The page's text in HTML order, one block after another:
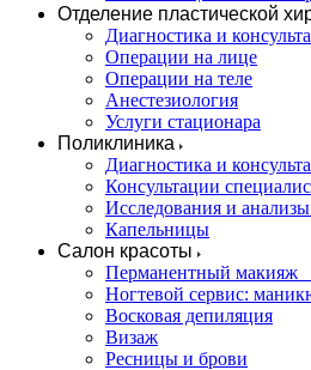
Отделение пластической
Диагностика и
Операции на лице
Операции на теле
Анестезиология
Услуги стационара
Поликлиника
Диагностика и
Консультации
Исследования и анализы
Капельницы
Салон красоты
Перманентный макияж
Ногтевой сервис:
Восковая депиляция
Визаж
Ресницы и брови